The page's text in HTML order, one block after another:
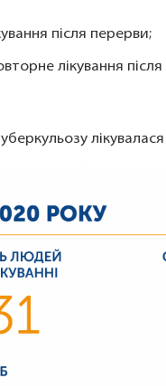
після перерви;
лікування